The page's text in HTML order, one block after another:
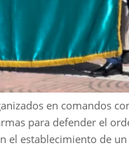
en comandos
para defender el
el establecimiento de